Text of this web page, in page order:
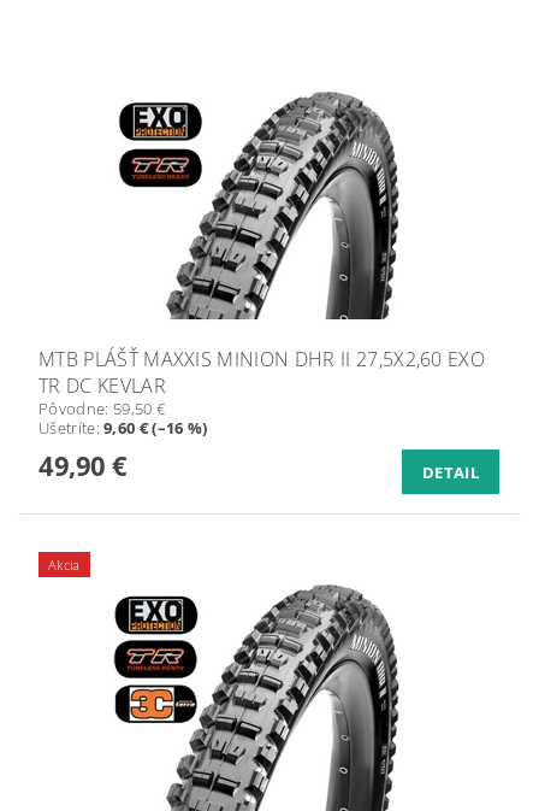
MTB PLÁŠŤ MAXXIS MINION DHR II 27,5X2,60 EXO
TR DC KEVLAR
Pôvodne: 59,50 €
Ušetríte:9,60 € (–16 %)
49,90 € DETAIL
Akcia